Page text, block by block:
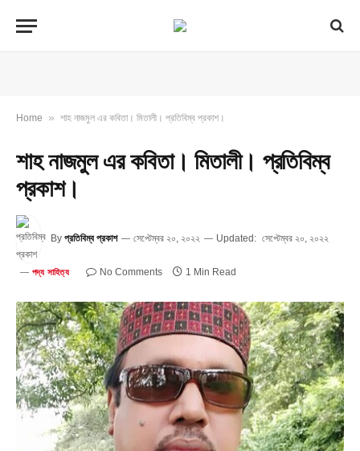
Home » শাহ নাজমুল এর কবিতা। মিতালী। প্রতিবিম্ব প্রকাশ।
শাহ নাজমুল এর কবিতা। মিতালী। প্রতিবিম্ব
প্রকাশ।
By প্রতিবিম্ব প্রকাশ সেপ্টেম্বর ২০, ২০২২ Updated: সেপ্টেম্বর ২০, ২০২২
পদ্য সাহিত্য No Comments 1 Min Read